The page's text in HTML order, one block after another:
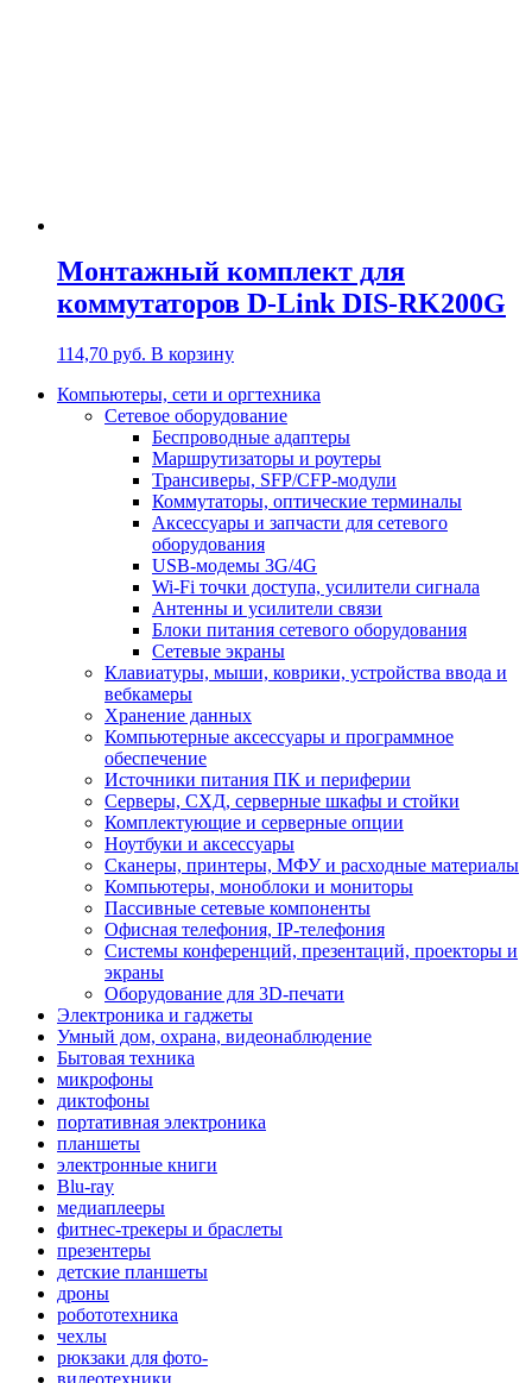
Монтажный комплект для
коммутаторов D-Link DIS-RK200G
114,70 руб. В корзину
Компьютеры, сети и оргтехника
Сетевое оборудование
Беспроводные адаптеры
Маршрутизаторы и роутеры
Трансиверы, SFP/CFP-модули
Коммутаторы, оптические терминалы
Аксессуары и запчасти для сетевого
оборудования
USB-модемы 3G/4G
Wi-Fi точки доступа, усилители сигнала
Антенны и усилители связи
Блоки питания сетевого оборудования
Сетевые экраны
Клавиатуры, мыши, коврики, устройства ввода и
вебкамеры
Хранение данных
Компьютерные аксессуары и программное
обеспечение
Источники питания ПК и периферии
Серверы, СХД, серверные шкафы и стойки
Комплектующие и серверные опции
Ноутбуки и аксессуары
Сканеры, принтеры, МФУ и расходные материалы
Компьютеры, моноблоки и мониторы
Пассивные сетевые компоненты
Офисная телефония, IP-телефония
Системы конференций, презентаций, проекторы и
экраны
Оборудование для 3D-печати
Электроника и гаджеты
Умный дом, охрана, видеонаблюдение
Бытовая техника
микрофоны
диктофоны
портативная электроника
планшеты
электронные книги
Blu-ray
медиаплееры
фитнес-трекеры и браслеты
презентеры
детские планшеты
дроны
робототехника
чехлы
рюкзаки для фото-
видеотехники